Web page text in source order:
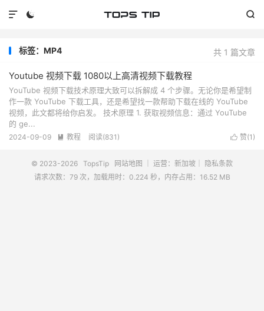
 

共 1 篇文章
标签：MP4
Youtube 视频下载 1080以上高清视频下载教程
YouTube 视频下载技术原理大致可以拆解成 4 个步骤。无论你是希望制
作一款 YouTube 下载工具，还是希望找一款帮助下载在线的 YouTube
视频，此文都将给你启发。 技术原理 1. 获取视频信息：通过 YouTube
的 ge...
 赞(1 )
2024-09-09  教程 阅读(831 )
© 2023-2026 TopsTip 网站地图 ｜ 运营：新加坡｜
隐私条款
请求次数：79 次，加载用时：0.224 秒，内存占用：16.52 MB